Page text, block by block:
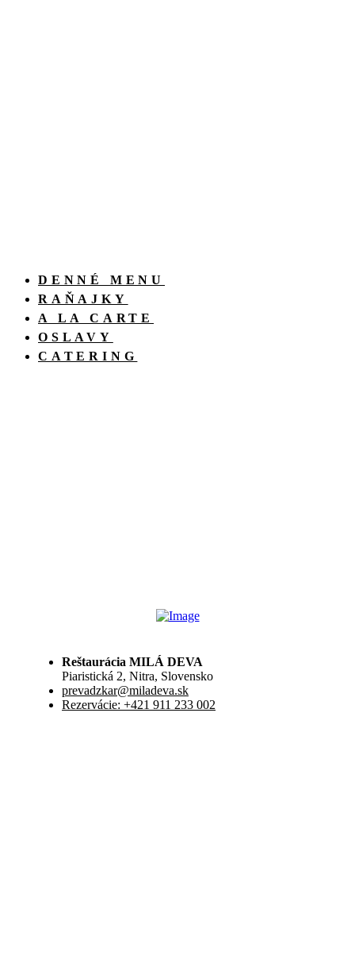
DENNÉ MENU
RAŇAJKY
A LA CARTE
OSLAVY
CATERING
Reštaurácia MILÁ DEVA
Piaristická 2, Nitra, Slovensko
prevadzkar@miladeva.sk
Rezervácie: +421 911 233 002